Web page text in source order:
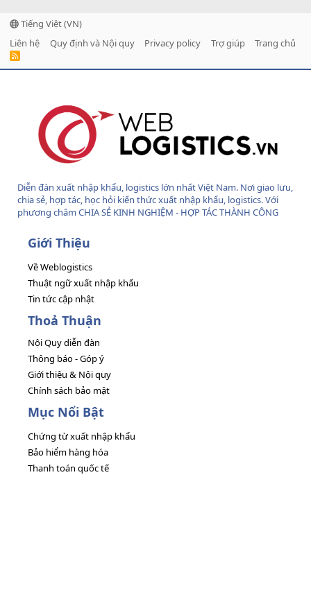
Tiếng Việt (VN)
Liên hệ
Quy định và Nội quy Privacy policy Trợ giúp Trang chủ
R
Diễn đàn xuất nhập khẩu, logistics lớn nhất Việt Nam. Nơi giao lưu,
chia sẻ, hợp tác, học hỏi kiến thức xuất nhập khẩu, logistics. Với
phương châm CHIA SẺ KINH NGHIỆM - HỢP TÁC THÀNH CÔNG
Giới Thiệu
Về Weblogistics
Thuật ngữ xuất nhập khẩu
Tin tức cập nhật
Thoả Thuận
Nội Quy diễn đàn
Thông báo - Góp ý
Giới thiệu & Nội quy
Chính sách bảo mật
Mục Nổi Bật
Chứng từ xuất nhập khẩu
Bảo hiểm hàng hóa
Thanh toán quốc tế